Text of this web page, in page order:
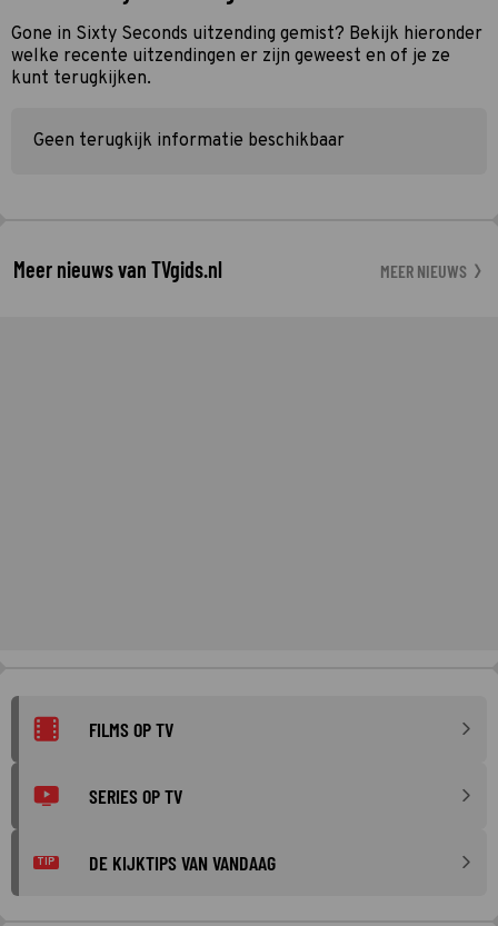
Gone in Sixty Seconds uitzending gemist? Bekijk hieronder
welke recente uitzendingen er zijn geweest en of je ze
kunt terugkijken.
Geen terugkijk informatie beschikbaar
Meer nieuws van TVgids.nl MEER NIEUWS
FILMS OP TV
SERIES OP TV
TIP DE KIJKTIPS VAN VANDAAG